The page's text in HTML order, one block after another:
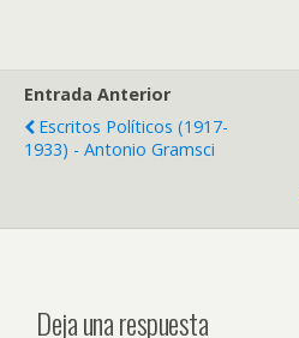
Entrada Anterior
Escritos Políticos (1917-
1933) - Antonio Gramsci
Deja una respuesta